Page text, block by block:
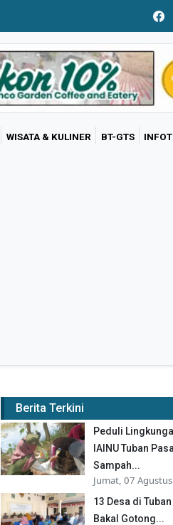
WISATA & KULINER BT-GTS
Berita Terkini
Peduli
IAINU Tuban
Sampah...
Jumat, 07
13 Desa di
Bakal Gotong...